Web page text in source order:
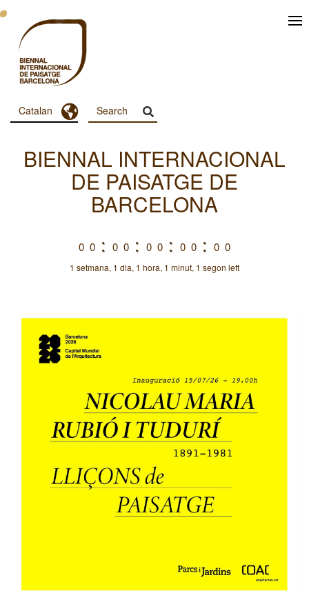
Vés
contingut
Menu
Principal
Dashboard
Catalan Toggle Dropdown
BIENNAL INTERNACIONAL
DE PAISATGE DE
BARCELONA
0 0 0 0 0 0 0 0 0 0
1 setmana, 1 dia, 1 hora, 1 minut, 1 segon left